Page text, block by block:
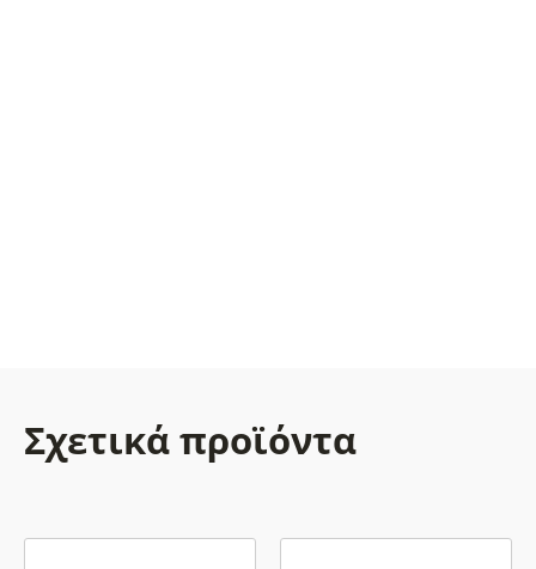
Σχετικά προϊόντα